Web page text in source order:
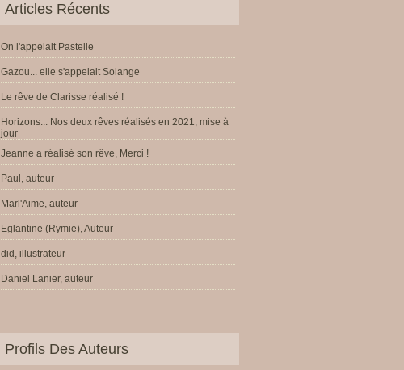
Articles Récents
On l'appelait Pastelle
Gazou... elle s'appelait Solange
Le rêve de Clarisse réalisé !
Horizons... Nos deux rêves réalisés en 2021, mise à
jour
Jeanne a réalisé son rêve, Merci !
Paul, auteur
Marl'Aime, auteur
Eglantine (Rymie), Auteur
did, illustrateur
Daniel Lanier, auteur
Profils Des Auteurs